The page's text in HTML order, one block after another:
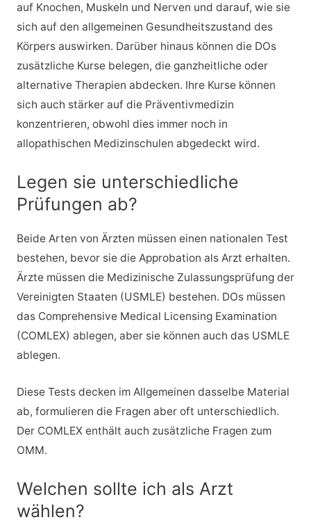
auf Knochen, Muskeln und Nerven und darauf, wie sie
sich auf den allgemeinen Gesundheitszustand des
Körpers auswirken. Darüber hinaus können die DOs
zusätzliche Kurse belegen, die ganzheitliche oder
alternative Therapien abdecken. Ihre Kurse können
sich auch stärker auf die Präventivmedizin
konzentrieren, obwohl dies immer noch in
allopathischen Medizinschulen abgedeckt wird.
Legen sie unterschiedliche
Prüfungen ab?
Beide Arten von Ärzten müssen einen nationalen Test
bestehen, bevor sie die Approbation als Arzt erhalten.
Ärzte müssen die Medizinische Zulassungsprüfung der
Vereinigten Staaten (USMLE) bestehen. DOs müssen
das Comprehensive Medical Licensing Examination
(COMLEX) ablegen, aber sie können auch das USMLE
ablegen.
Diese Tests decken im Allgemeinen dasselbe Material
ab, formulieren die Fragen aber oft unterschiedlich.
Der COMLEX enthält auch zusätzliche Fragen zum
OMM.
Welchen sollte ich als Arzt
wählen?